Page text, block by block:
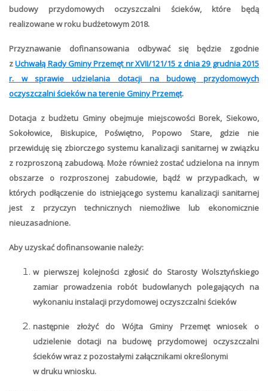
budowy przydomowych oczyszczalni ścieków, które będą
realizowane w roku budżetowym 2018.
Przyznawanie dofinansowania odbywać się będzie zgodnie
zUchwałą Rady Gminy Przemęt nr XVII/121/15 z dnia 29 grudnia 2015
r. w sprawie udzielania dotacji na budowę przydomowych
oczyszczalni ścieków na terenie Gminy Przemęt.
Dotacja z budżetu Gminy obejmuje miejscowości Borek, Siekowo,
Sokołowice, Biskupice, Poświętno, Popowo Stare, gdzie nie
przewiduję się zbiorczego systemu kanalizacji sanitarnej w związku
z rozproszoną zabudową. Może również zostać udzielona na innym
obszarze o rozproszonej zabudowie, bądź w przypadkach, w
których podłączenie do istniejącego systemu kanalizacji sanitarnej
jest z przyczyn technicznych niemożliwe lub ekonomicznie
nieuzasadnione.
Aby uzyskać dofinansowanie należy:
w pierwszej kolejności zgłosić do Starosty Wolsztyńskiego
zamiar prowadzenia robót budowlanych polegających na
wykonaniu instalacji przydomowej oczyszczalni ścieków
następnie złożyć do Wójta Gminy Przemęt wniosek o
udzielenie dotacji na budowę przydomowej oczyszczalni
ścieków wraz z pozostałymi załącznikami określonymi
w druku wniosku.